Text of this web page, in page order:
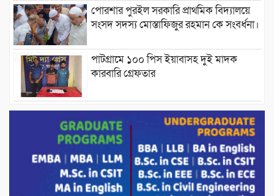
পোরশার পুরইল সরকারি প্রাথমিক বিদ্যালয়ে
সংসদ সদস্য মোস্তাফিজুর রহমান কে সংবর্ধনা।
পাটগ্রামে ১০০ পিস ইয়াবাসহ দুই মাদক
কারবারি গ্রেফতার
ড্যাবের ৩৭তম প্রতিষ্ঠাবার্ষিকীতে প্রধানমন্ত্রী
তারেক রহমান।
চন্দনাইশের হাশিমপুর ৪ নং ওয়ার্ডে ৫’শতাধিক
হতদরিদ্র পরিবারের মাঝে খাদ্যসামগ্রী বিতরণ
করেন মনজুর মোরশেদ